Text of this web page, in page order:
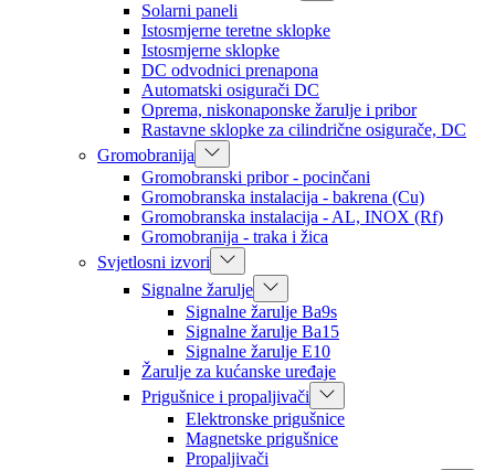
Solarni paneli
Istosmjerne teretne sklopke
Istosmjerne sklopke
DC odvodnici prenapona
Automatski osigurači DC
Oprema, niskonaponske žarulje i pribor
Rastavne sklopke za cilindrične osigurače, DC
Gromobranija
Gromobranski pribor - pocinčani
Gromobranska instalacija - bakrena (Cu)
Gromobranska instalacija - AL, INOX (Rf)
Gromobranija - traka i žica
Svjetlosni izvori
Signalne žarulje
Signalne žarulje Ba9s
Signalne žarulje Ba15
Signalne žarulje E10
Žarulje za kućanske uređaje
Prigušnice i propaljivači
Elektronske prigušnice
Magnetske prigušnice
Propaljivači